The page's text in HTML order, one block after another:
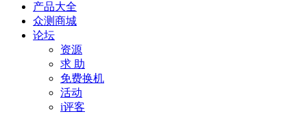
产品大全
众测商城
论坛
资源
求 助
免费换机
活动
i评客